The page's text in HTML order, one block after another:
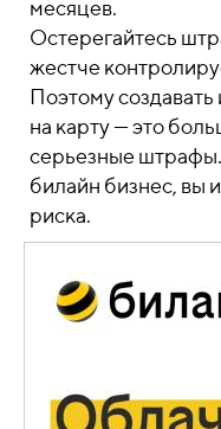
месяцев.
Остерегайтесь
жестче
Поэтому
на карту — это
серьезные
билайн бизнес, вы
риска.